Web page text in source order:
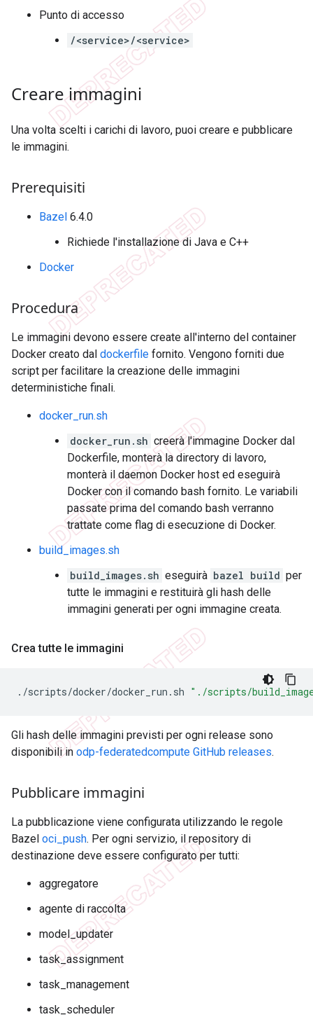
Punto di accesso
/<service>/<service>
Creare immagini
Una volta scelti i carichi di lavoro, puoi creare e pubblicare
le immagini.
Prerequisiti
Bazel 6.4.0
Richiede l'installazione di Java e C++
Docker
Procedura
Le immagini devono essere create all'interno del container
Docker creato dal dockerfile fornito. Vengono forniti due
script per facilitare la creazione delle immagini
deterministiche finali.
docker_run.sh
docker_run.sh creerà l'immagine Docker dal
Dockerfile, monterà la directory di lavoro,
monterà il daemon Docker host ed eseguirà
Docker con il comando bash fornito. Le variabili
passate prima del comando bash verranno
trattate come flag di esecuzione di Docker.
build_images.sh
build_images.sh eseguirà bazel build per
tutte le immagini e restituirà gli hash delle
immagini generati per ogni immagine creata.
Crea tutte le immagini
./scripts/docker/docker_run.sh "./scripts/
Gli hash delle immagini previsti per ogni release sono
disponibili in odp-federatedcompute GitHub releases.
Pubblicare immagini
La pubblicazione viene configurata utilizzando le regole
Bazel oci_push. Per ogni servizio, il repository di
destinazione deve essere configurato per tutti:
aggregatore
agente di raccolta
model_updater
task_assignment
task_management
task_scheduler